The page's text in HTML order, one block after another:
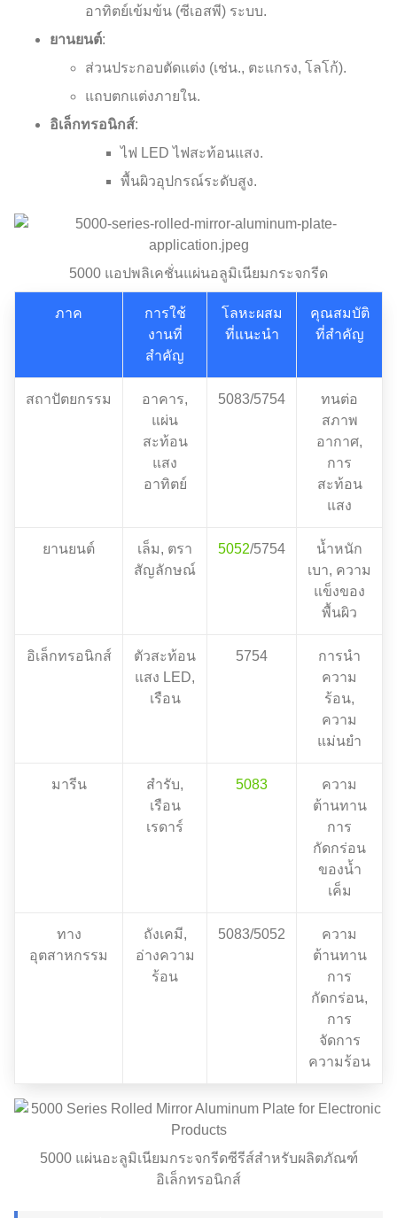
อาทิตย์เข้มข้น (ซีเอสพี) ระบบ.
ยานยนต์:
ส่วนประกอบตัดแต่ง (เช่น., ตะแกรง, โลโก้).
แถบตกแต่งภายใน.
อิเล็กทรอนิกส์:
ไฟ LED ไฟสะท้อนแสง.
พื้นผิวอุปกรณ์ระดับสูง.
5000 แอปพลิเคชั่นแผ่นอลูมิเนียมกระจกรีด
ภาค
การใช้
งานที่
สำคัญ
โลหะผสม
ที่แนะนำ
คุณสมบัติ
ที่สำคัญ
สถาปัตยกรรม
อาคาร,
แผ่น
สะท้อน
แสง
อาทิตย์
5083/5754
ทนต่อ
สภาพ
อากาศ,
การ
สะท้อน
แสง
ยานยนต์
เล็ม, ตรา
สัญลักษณ์
5052/5754
น้ำหนัก
เบา, ความ
แข็งของ
พื้นผิว
อิเล็กทรอนิกส์
ตัวสะท้อน
แสง LED,
เรือน
5754
การนำ
ความ
ร้อน,
ความ
แม่นยำ
มารีน
สำรับ,
เรือน
เรดาร์
5083
ความ
ต้านทาน
การ
กัดกร่อน
ของน้ำ
เค็ม
ทาง
อุตสาหกรรม
ถังเคมี,
อ่างความ
ร้อน
5083/5052
ความ
ต้านทาน
การ
กัดกร่อน,
การ
จัดการ
ความร้อน
5000 แผ่นอะลูมิเนียมกระจกรีดซีรีส์สำหรับผลิตภัณฑ์
อิเล็กทรอนิกส์